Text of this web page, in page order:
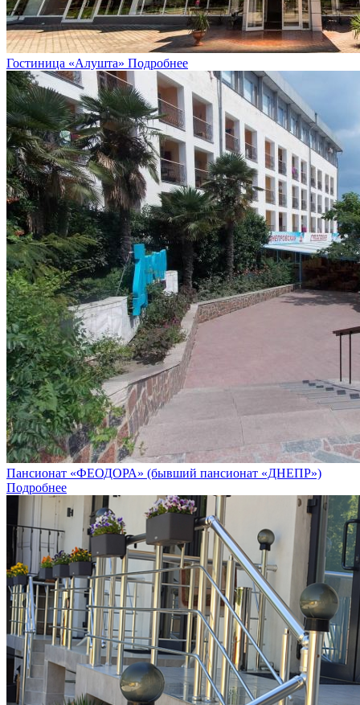
Гостиница «Алушта» Подробнее
Пансионат «ФЕОДОРА» (бывший пансионат «ДНЕПР»)
Подробнее